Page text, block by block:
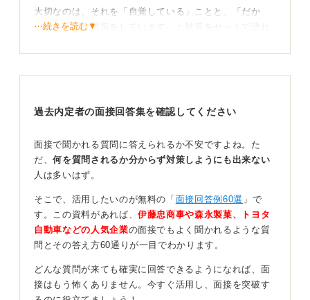
大切なのは、それを「自覚している」ことと、「だか
ら、こういう対策をしています」と対策をセットで語れ
言い換えて「すぐ行動できる」とアピールにつなげ
ずに行動するところがある」、「フットワークが軽い」
といった表現でしょうか。
印象が強いとも感じます。
考えすぎて大胆な行動できない人も多いなかで、「思っ
たことをすぐ行動に移せる」と、短所でありながら良さ
⋯続きを読む▼
過去内定者の面接回答集を確認してください
面接で聞かれる質問に答えられるか不安ですよね。た
だ、何を質問されるか分からず対策しようにも出来ない
人は多いはず。
そこで、活用したいのが無料の「 面接回答例60選 」で
す。この資料があれば、伊藤忠商事や森永製菓、トヨタ
自動車などの人気企業の面接でもよく聞かれるような質
問とその答え方60通りが一目でわかります。
どんな質問が来ても確実に回答できるようになれば、面
接はもう怖くありません。今すぐ活用し、面接を突破す